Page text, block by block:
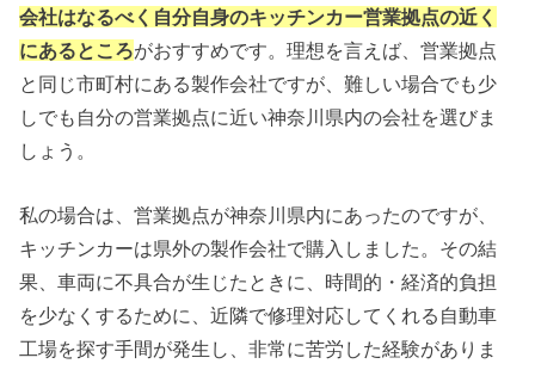
会社はなるべく自分自身のキッチンカー営業拠点の近く
にあるところがおすすめです。理想を言えば、営業拠点
と同じ市町村にある製作会社ですが、難しい場合でも少
しでも自分の営業拠点に近い神奈川県内の会社を選びま
しょう。
私の場合は、営業拠点が神奈川県内にあったのですが、
キッチンカーは県外の製作会社で購入しました。その結
果、車両に不具合が生じたときに、時間的・経済的負担
を少なくするために、近隣で修理対応してくれる自動車
工場を探す手間が発生し、非常に苦労した経験がありま